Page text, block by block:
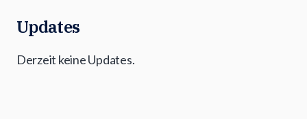
Updates
Derzeit keine Updates.